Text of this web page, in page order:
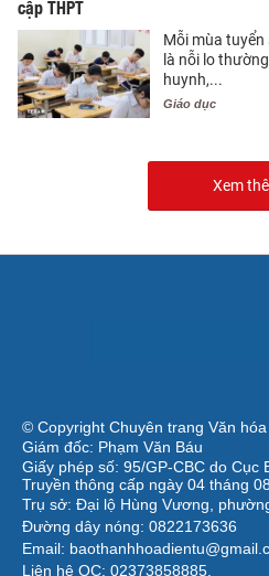
cập THPT
Mỗi mùa tuyển
là nỗi lo
huynh,...
Giáo dục
Xem
© Copyright Chuyên trang Văn
Giám đốc: Phạm Văn Báu
Giấy phép số: 95/GP-CBC do Cục
Truyền thông cấp ngày 04 tháng
Trụ sở: Đại lộ Hùng Vương,
Đường dây nóng: 0822173636
Email:
Liên hệ QC: 02373858885.